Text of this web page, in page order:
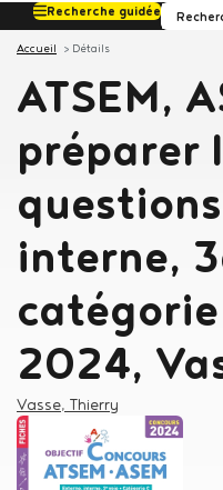
Recherche guidée
Accueil Détails
ATSEM,
préparer
interne,
2024,
Auteur
Vasse, Thierry